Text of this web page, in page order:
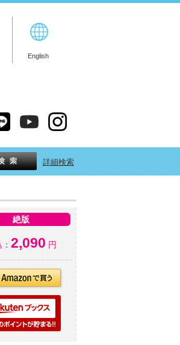
English
詳細検索
絶版
2,090 円